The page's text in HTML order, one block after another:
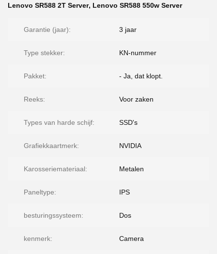
Lenovo SR588 2T Server, Lenovo SR588 550w Server
Garantie (jaar): 3 jaar
Type stekker: KN-nummer
Pakket: - Ja, dat klopt.
Reeks: Voor zaken
Types van harde schijf: SSD's
Grafiekkaartmerk: NVIDIA
Karosseriemateriaal: Metalen
Paneltype: IPS
besturingssysteem: Dos
kenmerk: Camera